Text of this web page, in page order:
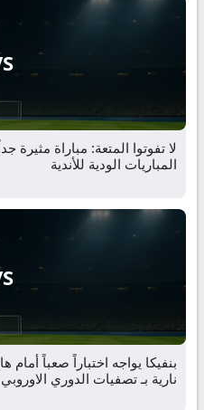
لا تفوتوا المتعة: مباراة مثيرة
المباريات الودية للأندية
بنفيكا يواجه اختباراً صعباً
نارية بـ تصفيات الدوري الاوروبي